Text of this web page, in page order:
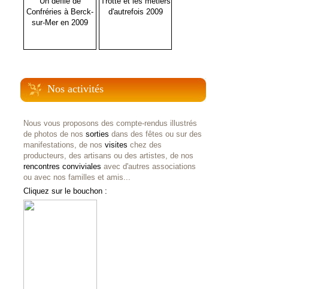
Confréries à Berck-
sur-Mer en 2009
d'autrefois 2009
Nos activités
Nous vous proposons des compte-rendus illustrés
de photos de nos sorties dans des fêtes ou sur des
manifestations, de nos visites chez des
producteurs, des artisans ou des artistes, de nos
rencontres conviviales avec d'autres associations
ou avec nos familles et amis...
Cliquez sur le bouchon :